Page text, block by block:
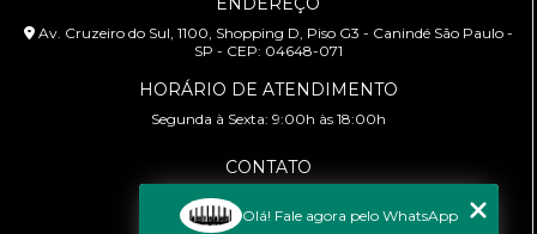
Av. Cruzeiro do Sul, 1100, Shopping D, Piso G3 - Canindé São Paulo -
SP - CEP: 04648-071
HORÁRIO DE ATENDIMENTO
Segunda à Sexta: 9:00h às 18:00h
CONTATO
(11) 99458-7351
cursoabtrans@gmail.com
Olá! Fale agora pelo WhatsApp